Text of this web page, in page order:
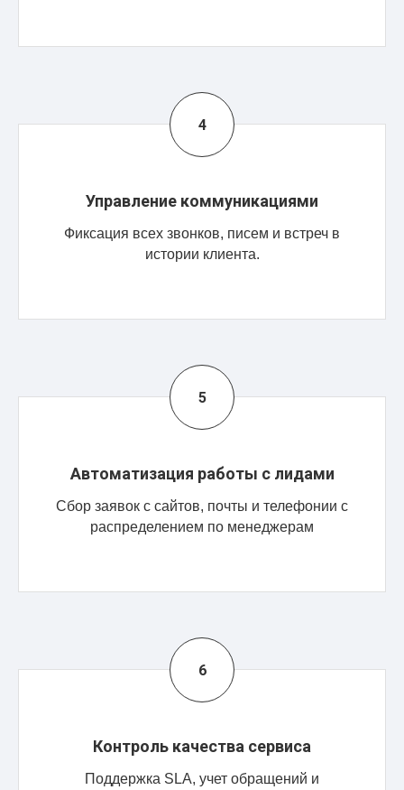
Управление коммуникациями
Фиксация всех звонков, писем и встреч в
истории клиента.
Автоматизация работы с лидами
Сбор заявок с сайтов, почты и телефонии с
распределением по менеджерам
Контроль качества сервиса
Поддержка SLA, учет обращений и